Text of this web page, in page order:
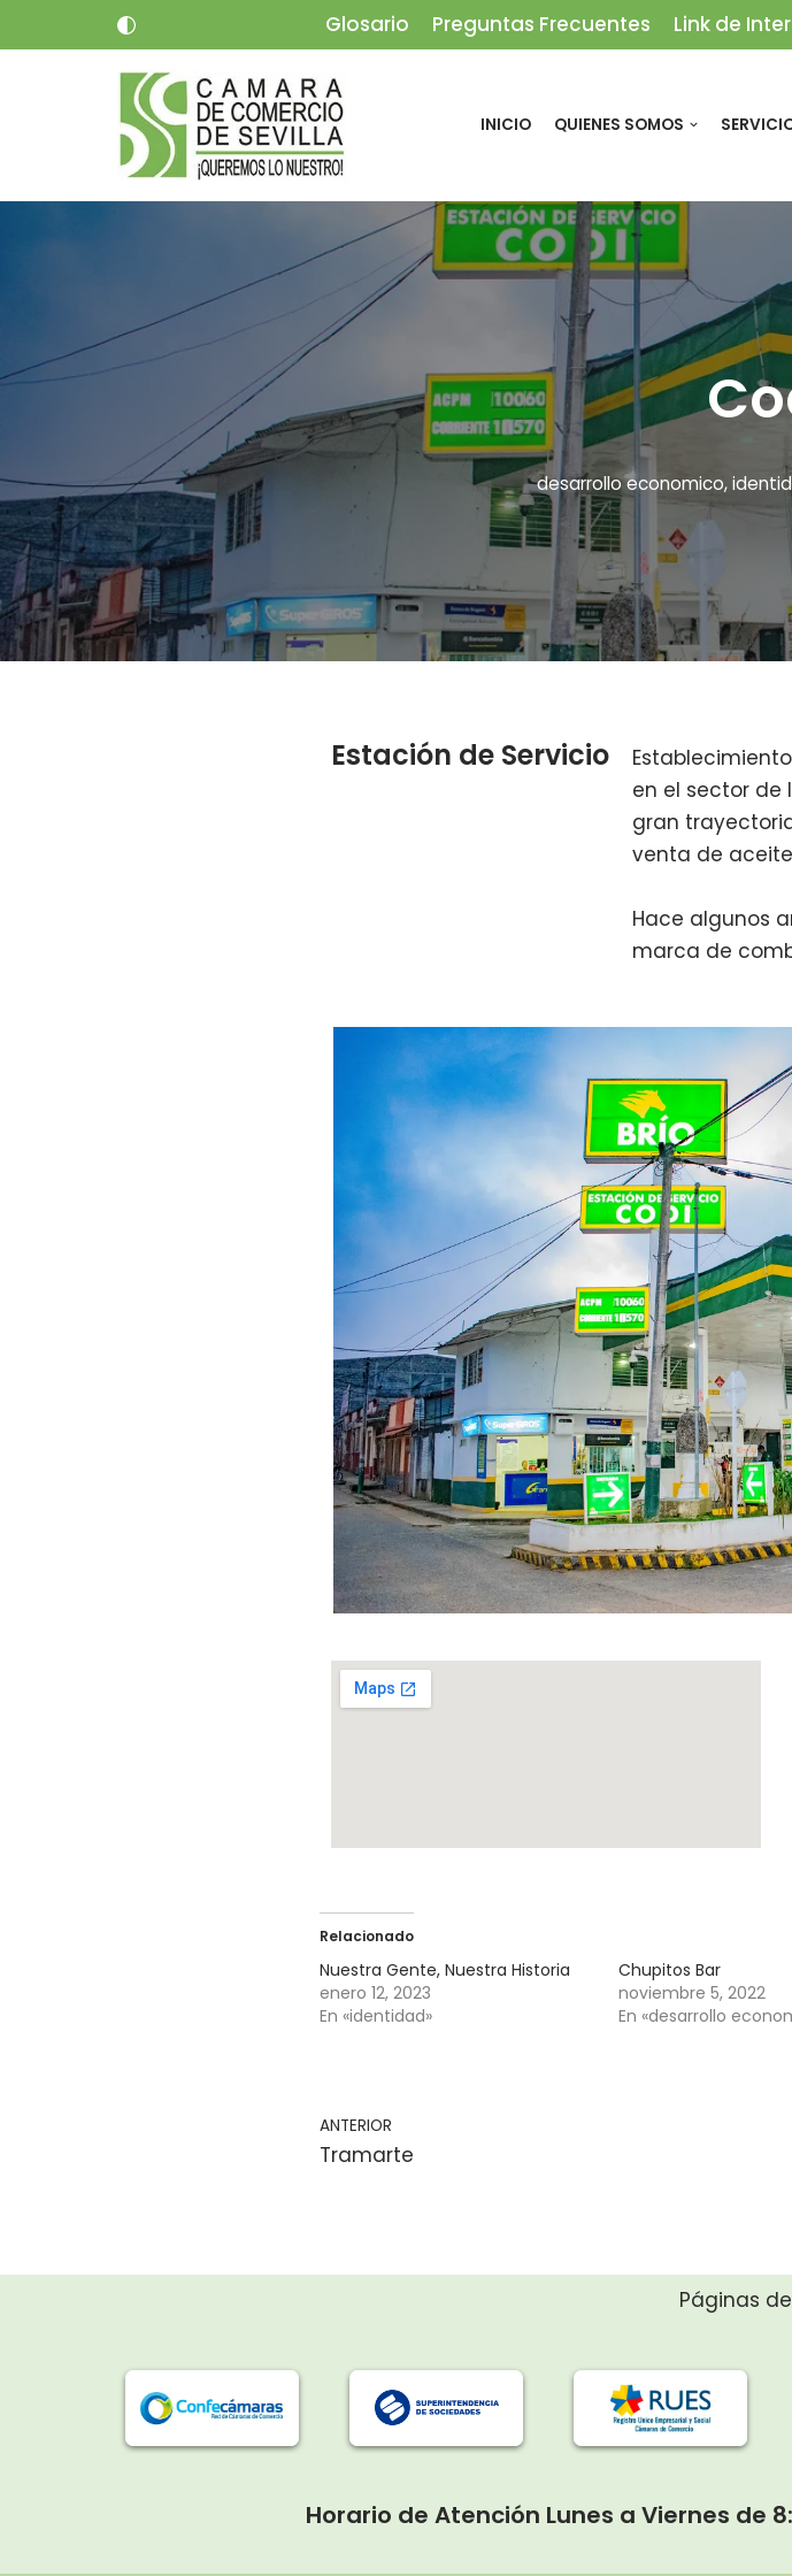
Glosario Preguntas Frecuentes Link de
INICIO QUIENES SOMOS
desarrollo economico,
Estación de Servicio
en el sector de
gran
venta de
Hace algunos
marca de
Relacionado
Nuestra Gente, Nuestra Historia
enero 12, 2023
En «identidad»
Chupitos Bar
noviembre 5, 2022
En «desarrollo
ANTERIOR
Tramarte
Páginas
Horario de Atención Lunes a Viernes de